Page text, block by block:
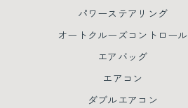
パワーステアリング
オートクルーズコントロール
エアバッグ
エアコン
ダブルエアコン